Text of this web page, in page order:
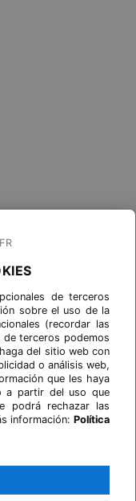
FR
de terceros
sobre el uso de la
(recordar las
de terceros podemos
del sitio web con
o análisis web,
que les haya
a partir del uso que
podrá rechazar las
información: Política